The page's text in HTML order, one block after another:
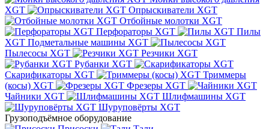
XGT
Опрыскиватели XGT
Отбойные молотки XGT
Перфораторы XGT
Пилы
XGT Подметальные машины XGT
Пылесосы XGT
Резчики XGT
Рубанки XGT
Скарификаторы XGT
Триммеры
(косы) XGT
Фрезеры XGT
Чайники XGT
Шлифмашины XGT
Шуруповёрты XGT
Грузоподъёмное оборудование